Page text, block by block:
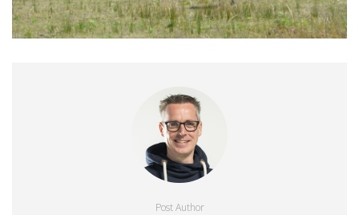
Post Author